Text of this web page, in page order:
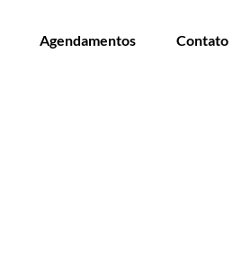
Agendamentos Contato